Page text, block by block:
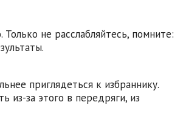
не расслабляйтесь, помните:
приглядеться к избраннику.
из-за этого в передряги, из